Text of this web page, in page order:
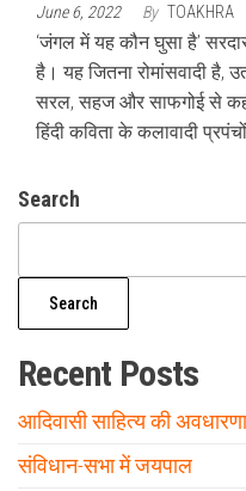
June 6, 2022 By TOAKHRA
‘जंगल में यह कौन घुसा है’
है। यह जितना रोमांसवादी है,
सरल, सहज और साफगोई से
हिंदी कविता के कलावादी
Search
Search
Recent Posts
आदिवासी साहित्य की
संविधान-सभा में जयपाल